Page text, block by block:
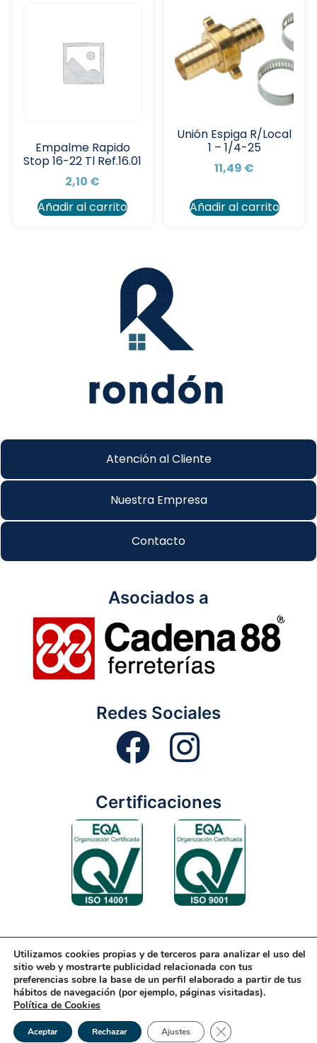
Empalme Rapido
Stop 16-22 Tl Ref.16.01
2,10 €
Añadir al carrito
Unión Espiga R/Local
1 – 1/4-25
11,49 €
Añadir al carrito
Atención al Cliente
Nuestra Empresa
Contacto
Asociados a
Redes Sociales
Certificaciones
Aviso Legal Condiciones Generales
Diseño Web
Política de Cookies
Política de Gestión
Política de Privacidad
© 2026 Rondón | Todos los derechos reservados
Utilizamos cookies propias y de terceros para analizar el uso del
sitio web y mostrarte publicidad relacionada con tus
preferencias sobre la base de un perfil elaborado a partir de tus
hábitos de navegación (por ejemplo, páginas visitadas).
Política de Cookies
Aceptar Rechazar Ajustes Cerrar el banner de